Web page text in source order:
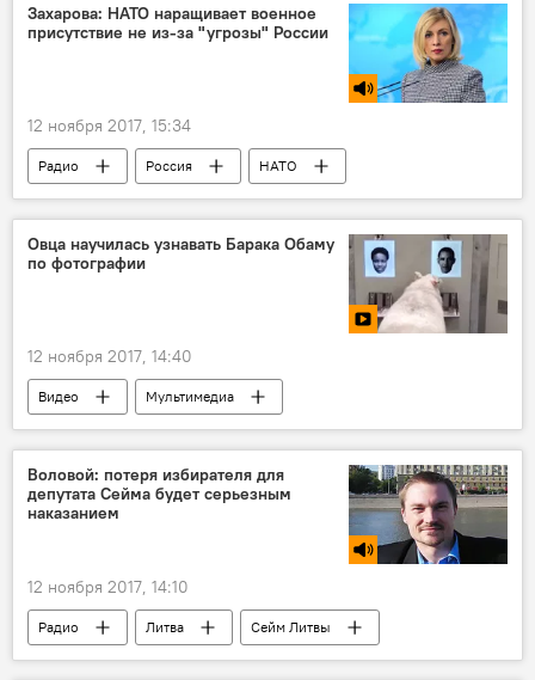
Захарова: НАТО наращивает военное
присутствие не из-за "угрозы" России
12 ноября 2017, 15:34
Радио Россия НАТО
Овца научилась узнавать Барака Обаму
по фотографии
12 ноября 2017, 14:40
Видео Мультимедиа
Воловой: потеря избирателя для
депутата Сейма будет серьезным
наказанием
12 ноября 2017, 14:10
Радио Литва Сейм Литвы